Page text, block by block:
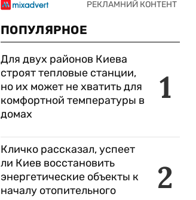
ПОПУЛЯРНОЕ
1
Для двух районов Киева
строят тепловые станции,
но их может не хватить для
комфортной температуры в
домах
2
Кличко рассказал, успеет
ли Киев восстановить
энергетические объекты к
началу отопительного